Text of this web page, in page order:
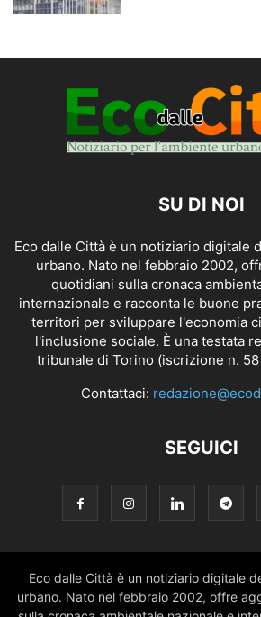
SU DI NOI
Eco dalle Città è un notiziario digitale
urbano. Nato nel febbraio 2002,
quotidiani sulla cronaca
internazionale e racconta le buone
territori per sviluppare l'economia
l'inclusione sociale. È una testata
tribunale di Torino (iscrizione n.
Contattaci:
SEGUICI
Eco dalle Città è un notiziario digitale
urbano. Nato nel febbraio 2002, offre